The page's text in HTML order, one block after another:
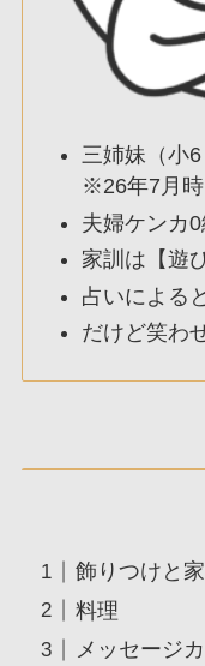
三姉妹（小
※26年7月時
夫婦ケンカ
家訓は【遊
占いによる
だけど笑わ
飾りつけと
料理
メッセージ